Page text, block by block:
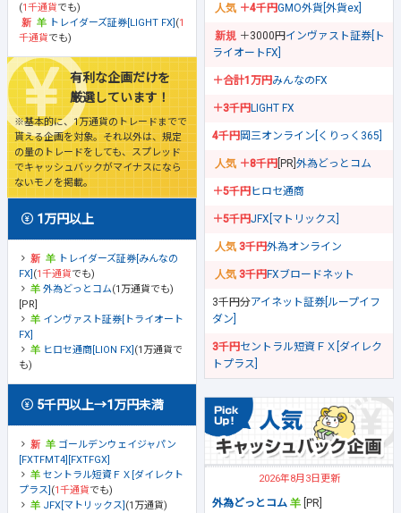
(1千通貨でも)
トレイダーズ証券[LIGHT FX] (1
千通貨でも)
有利な企画だけを
厳選しています！
※基本的に、1万通貨のトレードまでで
貰える企画を対象。それ以外は、規定
の量のトレードをしても、スプレッド
でキャッシュバックがマイナスになら
ないモノを掲載。
1万円以上
トレイダーズ証券[みんなの
FX] (1千通貨でも)
外為どっとコム(1万通貨でも)
[PR]
インヴァスト証券[トライオート
FX]
ヒロセ通商[LION FX] (1万通貨で
も)
5千円以上→1万円未満
ゴールデンウェイジャパン
[FXTFMT4][FXTFGX]
セントラル短資ＦＸ[ダイレクト
プラス] (1千通貨でも)
JFX[マトリックス] (1万通貨)
＋4千円GMO外貨[外貨ex]
＋3000円 インヴァスト証券[ト
ライオートFX]
＋合計1万円みんなのFX
＋3千円LIGHT FX
4千円岡三オンライン[くりっく365]
＋8千円 [PR] 外為どっとコム
＋5千円ヒロセ通商
＋5千円JFX[マトリックス]
3千円外為オンライン
3千円FXブロードネット
3千円分アイネット証券[ループイフ
ダン]
3千円セントラル短資ＦＸ[ダイレク
トプラス]
2026年8月3日更新
外為どっとコム
[PR]